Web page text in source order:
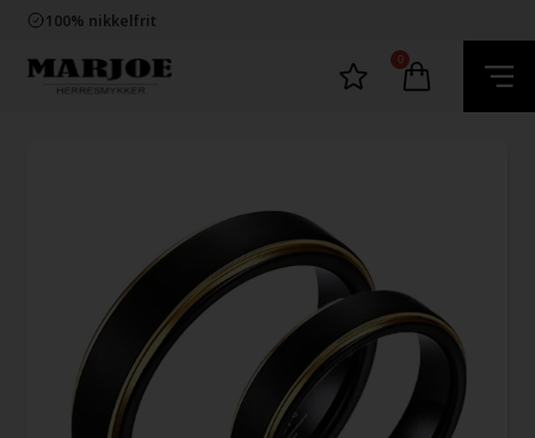
100% nikkelfrit
60 dager bytte & returret
Trygg E-Handel
0